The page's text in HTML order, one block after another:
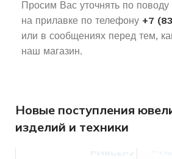
Просим Вас уточнять по поводу
на прилавке по телефону +7
или в сообщениях перед тем,
наш магазин.
Новые поступления
изделий и техники